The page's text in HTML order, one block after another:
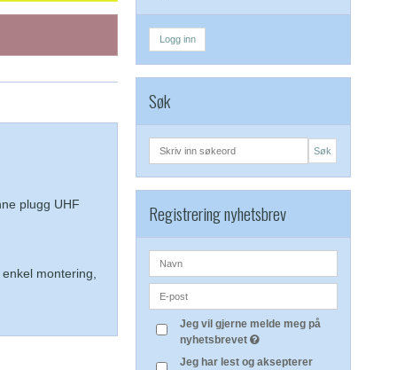
plugg UHF
montering,
Logg inn
Søk
Søk
Registrering nyhetsbrev
Jeg vil gjerne melde meg på
nyhetsbrevet
Jeg har lest og aksepterer